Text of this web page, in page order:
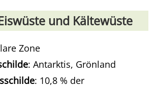
und Kältewüste
Zone
: Antarktis, Grönland
: 10,8 % der